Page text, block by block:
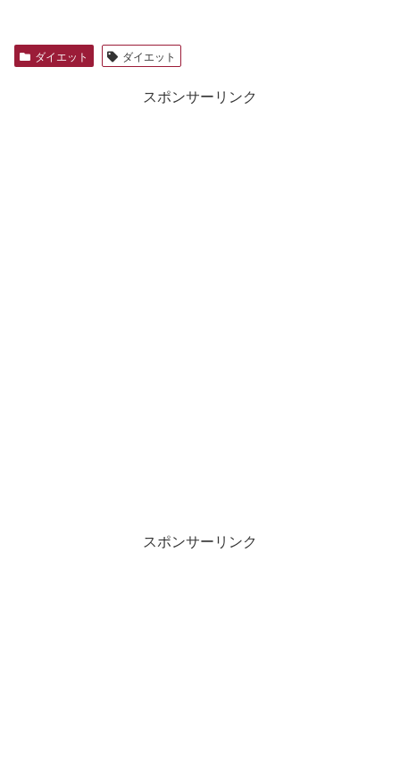
ダイエット ダイエット
スポンサーリンク
スポンサーリンク